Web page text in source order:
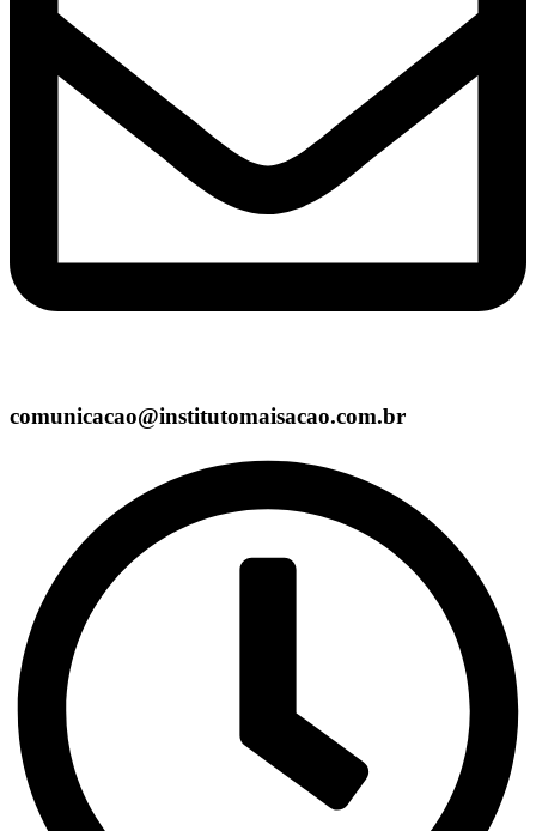
comunicacao@institutomaisacao.com.br